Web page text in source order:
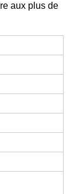
aux plus de